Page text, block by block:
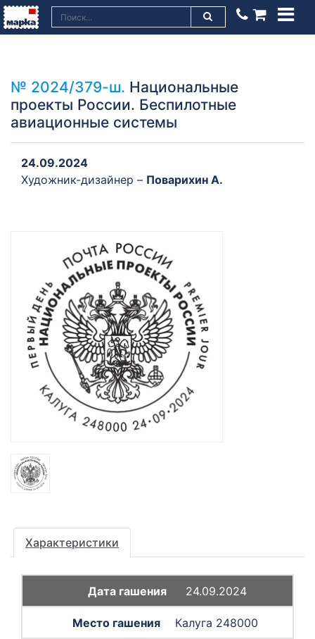
№ 2024/379-ш. Национальные
проекты России. Беспилотные
авиационные системы
24.09.2024
Художник-дизайнер – Поварихин А.
Характеристики
24.09.2024
Калуга 248000